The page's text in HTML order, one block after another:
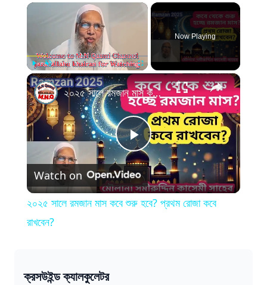
×
Play Unmute Fullscreen
Now Playing
×
P
l
২০২৫ সালে রমজান মাস কবে শুরু হবে? প্রথম রোজা কবে রাখবেন?
Watch on
২০২৫ সালে রমজান মাস কবে শুরু হবে? প্রথম রোজা কবে
রাখবেন?
ক্রসউইন্ড ক্যালকুলেটর